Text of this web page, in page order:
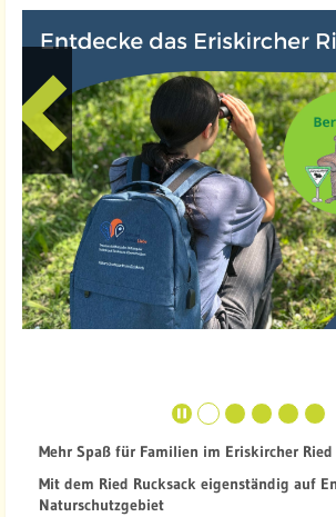
P
r
e
v
i
o
s
Mehr Spaß für Familien im Eriskircher
Mit dem Ried Rucksack eigenständig auf
Naturschutzgebiet